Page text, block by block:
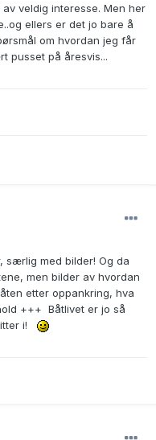
veldig interesse. Men her
ellers er det jo bare å
om hvordan jeg får
pusset på åresvis...
særlig med bilder! Og da
men bilder av hvordan
etter oppankring, hva
+++ Båtlivet er jo så
i!